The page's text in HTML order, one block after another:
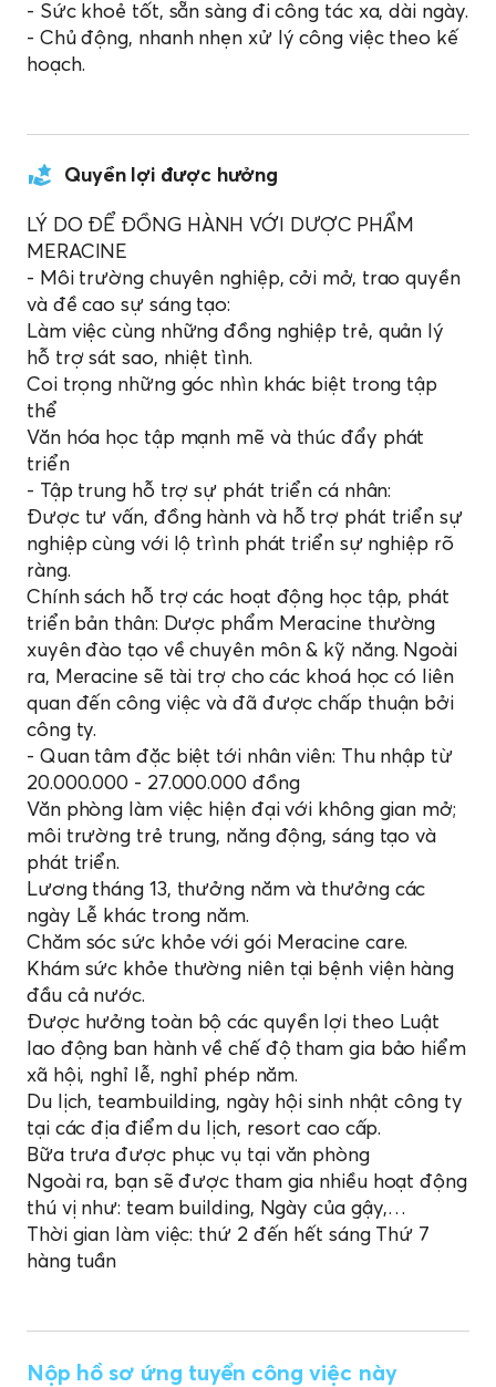
- Sức khoẻ tốt, sẵn sàng đi công tác xa, dài ngày.
- Chủ động, nhanh nhẹn xử lý công việc theo kế
hoạch.
Quyền lợi được hưởng
LÝ DO ĐỂ ĐỒNG HÀNH VỚI DƯỢC PHẨM
MERACINE
- Môi trường chuyên nghiệp, cởi mở, trao quyền
và đề cao sự sáng tạo:
Làm việc cùng những đồng nghiệp trẻ, quản lý
hỗ trợ sát sao, nhiệt tình.
Coi trọng những góc nhìn khác biệt trong tập
thể
Văn hóa học tập mạnh mẽ và thúc đẩy phát
triển
- Tập trung hỗ trợ sự phát triển cá nhân:
Được tư vấn, đồng hành và hỗ trợ phát triển sự
nghiệp cùng với lộ trình phát triển sự nghiệp rõ
ràng.
Chính sách hỗ trợ các hoạt động học tập, phát
triển bản thân: Dược phẩm Meracine thường
xuyên đào tạo về chuyên môn & kỹ năng. Ngoài
ra, Meracine sẽ tài trợ cho các khoá học có liên
quan đến công việc và đã được chấp thuận bởi
công ty.
- Quan tâm đặc biệt tới nhân viên: Thu nhập từ
20.000.000 - 27.000.000 đồng
Văn phòng làm việc hiện đại với không gian mở;
môi trường trẻ trung, năng động, sáng tạo và
phát triển.
Lương tháng 13, thưởng năm và thưởng các
ngày Lễ khác trong năm.
Chăm sóc sức khỏe với gói Meracine care.
Khám sức khỏe thường niên tại bệnh viện hàng
đầu cả nước.
Được hưởng toàn bộ các quyền lợi theo Luật
lao động ban hành về chế độ tham gia bảo hiểm
xã hội, nghỉ lễ, nghỉ phép năm.
Du lịch, teambuilding, ngày hội sinh nhật công ty
tại các địa điểm du lịch, resort cao cấp.
Bữa trưa được phục vụ tại văn phòng
Ngoài ra, bạn sẽ được tham gia nhiều hoạt động
thú vị như: team building, Ngày của gậy,…
Thời gian làm việc: thứ 2 đến hết sáng Thứ 7
hàng tuần
Nộp hồ sơ ứng tuyển công việc này